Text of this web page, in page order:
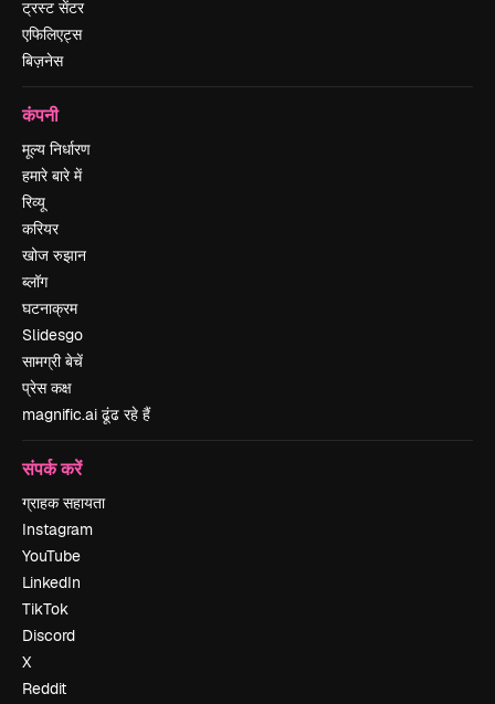
ट्रस्ट सेंटर
एफिलिएट्स
बिज़नेस
कंपनी
मूल्य निर्धारण
हमारे बारे में
रिव्यू
करियर
खोज रुझान
ब्लॉग
घटनाक्रम
Slidesgo
सामग्री बेचें
प्रेस कक्ष
magnific.ai ढूंढ रहे हैं
संपर्क करें
ग्राहक सहायता
Instagram
YouTube
LinkedIn
TikTok
Discord
X
Reddit